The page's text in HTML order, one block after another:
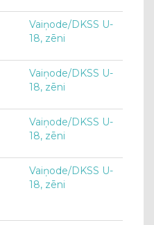
Vaiņode/DKSS U-
18, zēni
Vaiņode/DKSS U-
18, zēni
Vaiņode/DKSS U-
18, zēni
Vaiņode/DKSS U-
18, zēni